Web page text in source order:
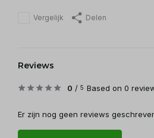
Vergelijk Delen
Reviews
0 / 5 Based on 0
Er zijn nog geen reviews